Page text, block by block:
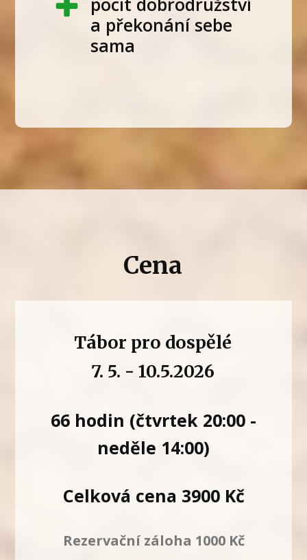
a překonání sebe
sama
Cena
Tábor pro dospělé
7. 5. - 10.5.2026
66 hodin (čtvrtek 20:00 -
neděle 14:00)
Celková cena 3900 Kč
Rezervační záloha 1000 Kč